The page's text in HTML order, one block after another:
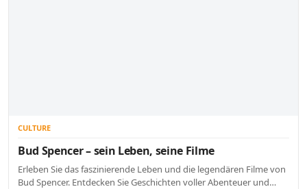
CULTURE
Bud Spencer – sein Leben, seine Filme
Erleben Sie das faszinierende Leben und die legendären Filme von
Bud Spencer. Entdecken Sie Geschichten voller Abenteuer und…